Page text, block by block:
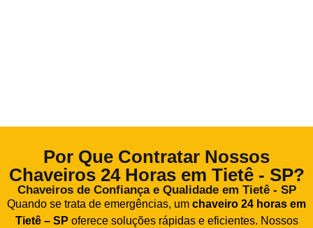
Por Que Contratar Nossos
Chaveiros 24 Horas em Tietê - SP?
Chaveiros de Confiança e Qualidade em Tietê - SP
Quando se trata de emergências, um chaveiro 24 horas em
Tietê – SP oferece soluções rápidas e eficientes. Nossos